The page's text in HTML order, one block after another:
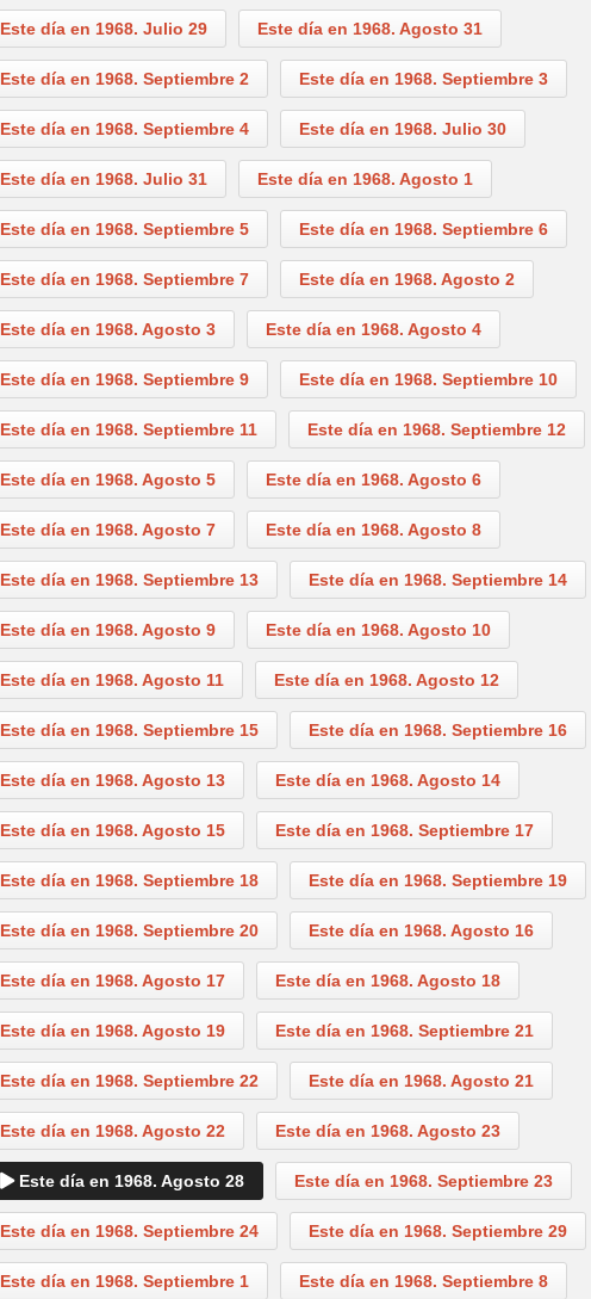
Este día en 1968. Julio 29 Este día en 1968. Agosto 31
Este día en 1968. Septiembre 2 Este día en 1968. Septiembre 3
Este día en 1968. Septiembre 4 Este día en 1968. Julio 30
Este día en 1968. Julio 31 Este día en 1968. Agosto 1
Este día en 1968. Septiembre 5 Este día en 1968. Septiembre 6
Este día en 1968. Septiembre 7 Este día en 1968. Agosto 2
Este día en 1968. Agosto 3 Este día en 1968. Agosto 4
Este día en 1968. Septiembre 9 Este día en 1968. Septiembre 10
Este día en 1968. Septiembre 11 Este día en 1968. Septiembre 12
Este día en 1968. Agosto 5 Este día en 1968. Agosto 6
Este día en 1968. Agosto 7 Este día en 1968. Agosto 8
Este día en 1968. Septiembre 13 Este día en 1968. Septiembre 14
Este día en 1968. Agosto 9 Este día en 1968. Agosto 10
Este día en 1968. Agosto 11 Este día en 1968. Agosto 12
Este día en 1968. Septiembre 15 Este día en 1968. Septiembre 16
Este día en 1968. Agosto 13 Este día en 1968. Agosto 14
Este día en 1968. Agosto 15 Este día en 1968. Septiembre 17
Este día en 1968. Septiembre 18 Este día en 1968. Septiembre 19
Este día en 1968. Septiembre 20 Este día en 1968. Agosto 16
Este día en 1968. Agosto 17 Este día en 1968. Agosto 18
Este día en 1968. Agosto 19 Este día en 1968. Septiembre 21
Este día en 1968. Septiembre 22 Este día en 1968. Agosto 21
Este día en 1968. Agosto 22 Este día en 1968. Agosto 23
Este día en 1968. Agosto 28 Este día en 1968. Septiembre 23
Este día en 1968. Septiembre 24 Este día en 1968. Septiembre 29
Este día en 1968. Septiembre 1 Este día en 1968. Septiembre 8